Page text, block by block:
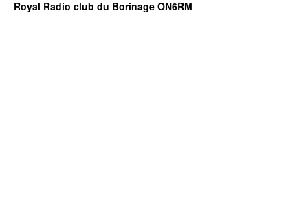
Royal Radio club du Borinage ON6RM